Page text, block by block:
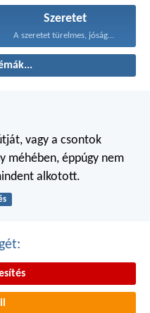
Szeretet
A szeretet türelmes, jóságos...
vagy a csontok
méhében, éppúgy nem
alkotott.